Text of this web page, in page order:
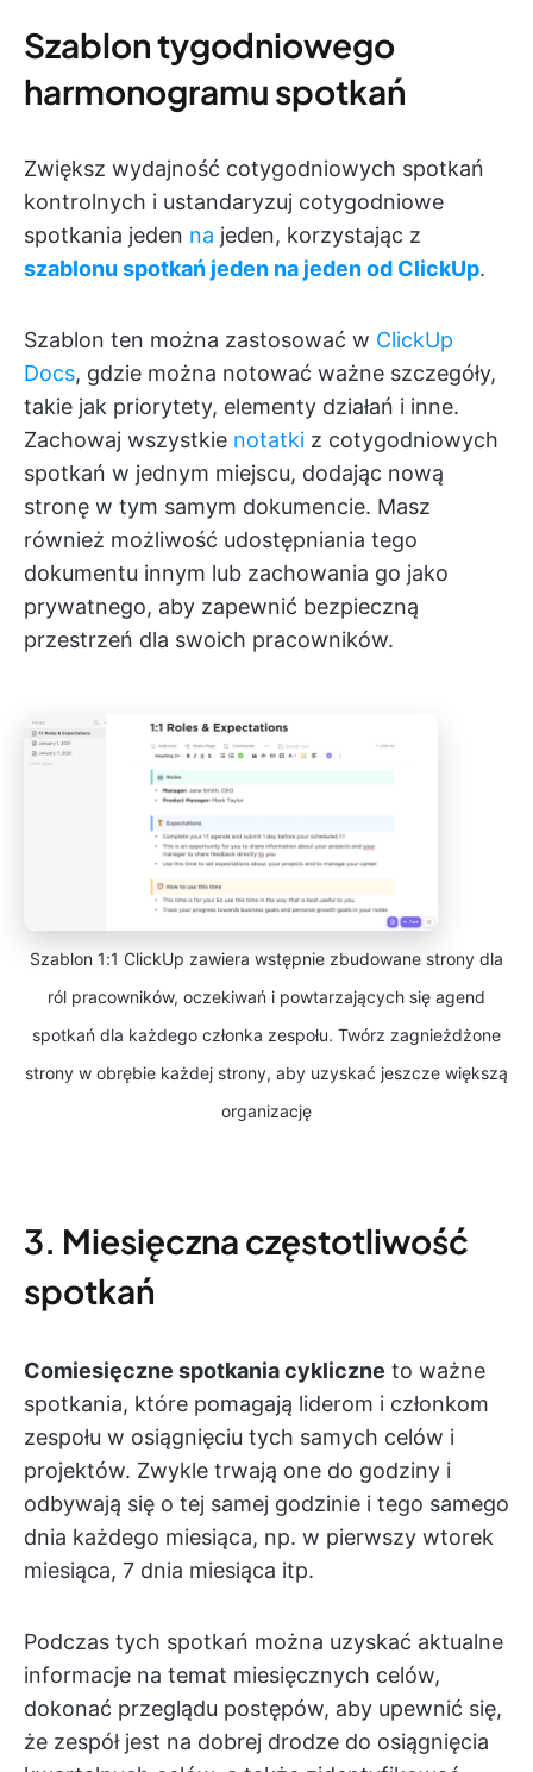
Szablon tygodniowego
harmonogramu spotkań
Zwiększ wydajność cotygodniowych spotkań
kontrolnych i ustandaryzuj cotygodniowe
spotkania jeden na jeden, korzystając z
szablonu spotkań jeden na jeden od ClickUp.
Szablon ten można zastosować w ClickUp
Docs, gdzie można notować ważne szczegóły,
takie jak priorytety, elementy działań i inne.
Zachowaj wszystkie notatki z cotygodniowych
spotkań w jednym miejscu, dodając nową
stronę w tym samym dokumencie. Masz
również możliwość udostępniania tego
dokumentu innym lub zachowania go jako
prywatnego, aby zapewnić bezpieczną
przestrzeń dla swoich pracowników.
Szablon 1:1 ClickUp zawiera wstępnie zbudowane strony dla
ról pracowników, oczekiwań i powtarzających się agend
spotkań dla każdego członka zespołu. Twórz zagnieżdżone
strony w obrębie każdej strony, aby uzyskać jeszcze większą
organizację
3. Miesięczna częstotliwość
spotkań
Comiesięczne spotkania cykliczne to ważne
spotkania, które pomagają liderom i członkom
zespołu w osiągnięciu tych samych celów i
projektów. Zwykle trwają one do godziny i
odbywają się o tej samej godzinie i tego samego
dnia każdego miesiąca, np. w pierwszy wtorek
miesiąca, 7 dnia miesiąca itp.
Podczas tych spotkań można uzyskać aktualne
informacje na temat miesięcznych celów,
dokonać przeglądu postępów, aby upewnić się,
że zespół jest na dobrej drodze do osiągnięcia